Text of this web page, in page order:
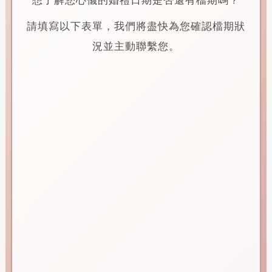
請填寫以下表單，我們將盡快為您確認檔期狀
況並主動聯繫您。